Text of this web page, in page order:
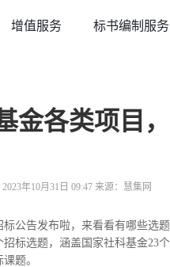
增值服务 标书编制服务
金各类项目
年10月31日 09:47 来源：慧集网
公告发布啦，来看看有哪些选
标选题，涵盖国家社科基金23
题。